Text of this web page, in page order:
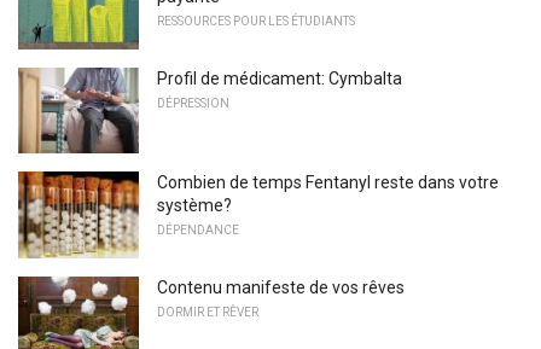
RESSOURCES POUR LES ÉTUDIANTS
Profil de médicament: Cymbalta
DÉPRESSION
Combien de temps Fentanyl reste dans votre
système?
DÉPENDANCE
Contenu manifeste de vos rêves
DORMIR ET RÊVER